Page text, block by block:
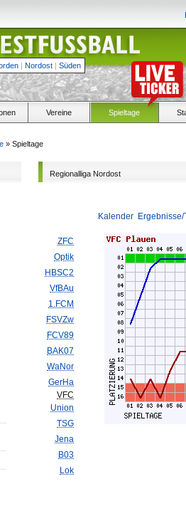
| Nordost | Süden
Vereine Spieltage
» Spieltage
Regionalliga Nordost
Kalender
ZFC
Optik
HBSC2
VfBAu
1.FCM
FSVZw
FCV89
BAK07
WaNor
GerHa
VFC
Union
TSG
Jena
B03
Lok